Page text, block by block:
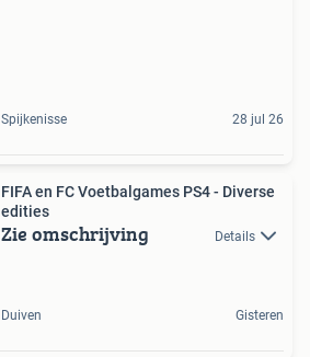
Spijkenisse 28 jul 26
FIFA en FC Voetbalgames PS4 - Diverse
edities
Zie omschrijving Details
Duiven Gisteren